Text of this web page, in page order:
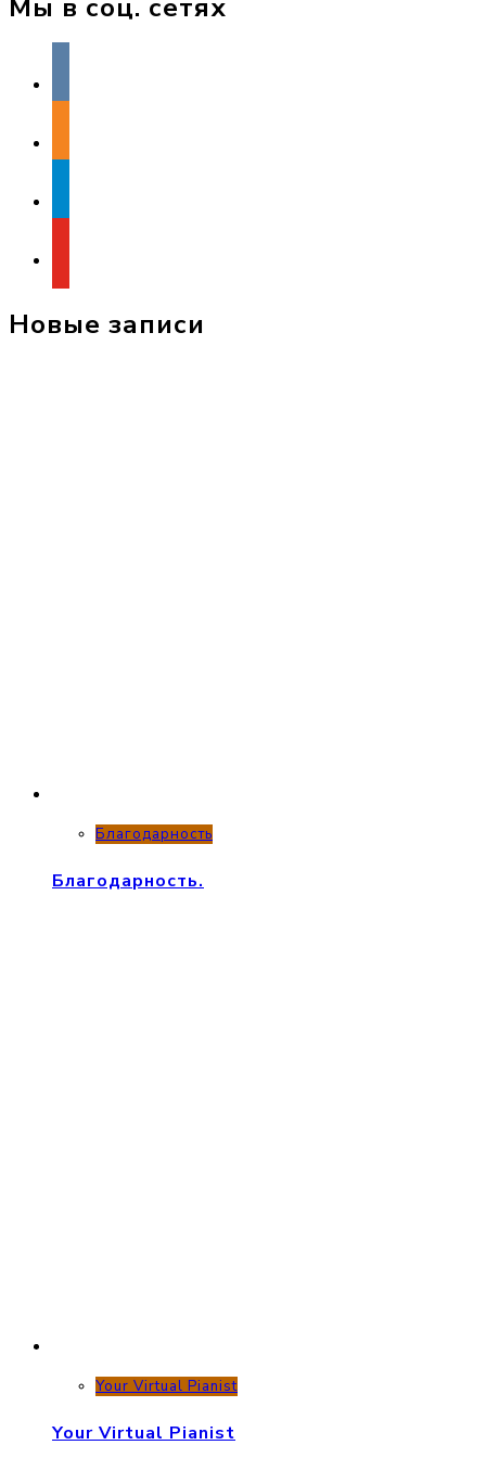
Мы в соц. сетях
Новые записи
Благодарность
Благодарность.
Your Virtual Pianist
Your Virtual Pianist